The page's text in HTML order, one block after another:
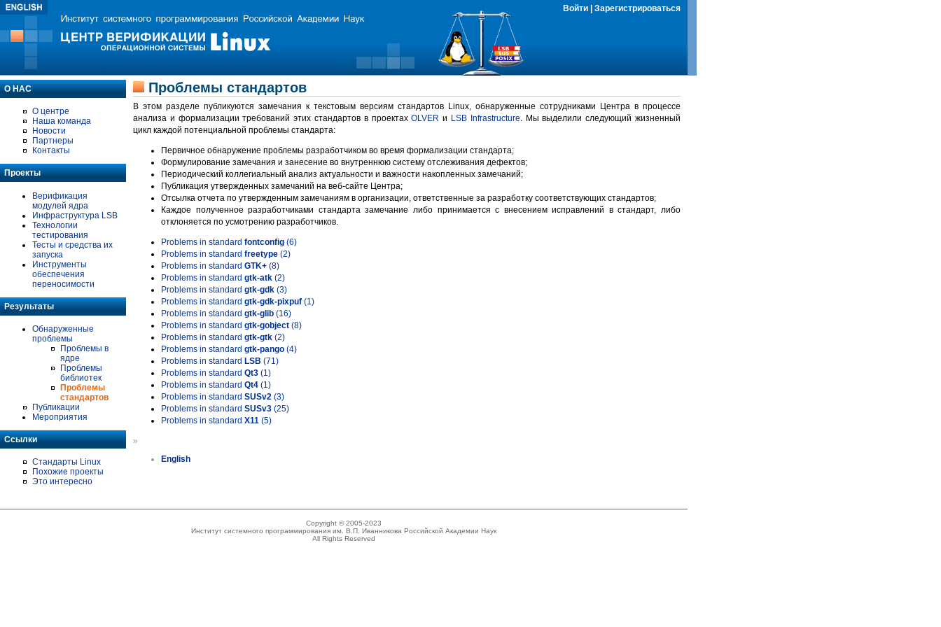
Войти Зарегистрироваться
О НАС
О центре
Наша команда
Новости
Партнеры
Контакты
Проекты
Верификация
модулей ядра
Инфраструктура LSB
Технологии
тестирования
Тесты и средства их
запуска
Инструменты
обеспечения
переносимости
Результаты
Обнаруженные
проблемы
Проблемы в
ядре
Проблемы
библиотек
Проблемы
стандартов
Публикации
Мероприятия
Ссылки
Стандарты Linux
Похожие проекты
Это интересно
Проблемы стандартов
В этом разделе публикуются замечания к текстовым версиям стандартов Linux, обнаруженные сотрудниками Центра в процессе
анализа и формализации требований этих стандартов в проектахOLVER и LSB Infrastructure. Мы выделили следующий жизненный
цикл каждой потенциальной проблемы стандарта:
Первичное обнаружение проблемы разработчиком во время формализации стандарта;
Формулирование замечания и занесение во внутреннюю систему отслеживания дефектов;
Периодический коллегиальный анализ актуальности и важности накопленных замечаний;
Публикация утвержденных замечаний на веб-сайте Центра;
Отсылка отчета по утвержденным замечаниям в организации, ответственные за разработку соответствующих стандартов;
Каждое полученное разработчиками стандарта замечание либо принимается с внесением исправлений в стандарт, либо
отклоняется по усмотрению разработчиков.
Problems in standard fontconfig (6)
Problems in standard freetype (2)
Problems in standard GTK+ (8)
Problems in standard gtk-atk (2)
Problems in standard gtk-gdk (3)
Problems in standard gtk-gdk-pixpuf (1)
Problems in standard gtk-glib (16)
Problems in standard gtk-gobject (8)
Problems in standard gtk-gtk (2)
Problems in standard gtk-pango (4)
Problems in standard LSB (71)
Problems in standard Qt3 (1)
Problems in standard Qt4 (1)
Problems in standard SUSv2 (3)
Problems in standard SUSv3 (25)
Problems in standard X11 (5)
»
English
Copyright © 2005-2023
Институт системного программирования им. В.П. Иванникова Российской Академии Наук
All Rights Reserved